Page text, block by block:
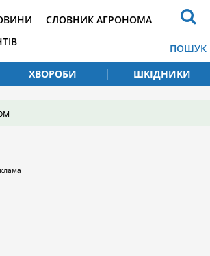
СЛОВНИК АГРОНОМА
ПОШУК
ХВОРОБИ ШКІДНИКИ